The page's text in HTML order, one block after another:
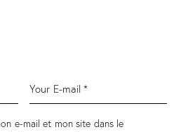
e-mail et mon site dans le